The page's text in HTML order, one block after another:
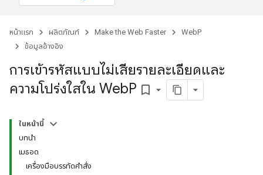
หน้าแรก ผลิตภัณฑ์ Make the Web Faster
WebP
ข้อมูลอ้างอิง
การเข้ารหัสแบบไม่เสียรายละเอียดและ
ความโปร่งใสใน WebP bookmark_border
ในหน้านี้
บทนำ
เมธอด
เครื่องมือบรรทัดคำสั่ง